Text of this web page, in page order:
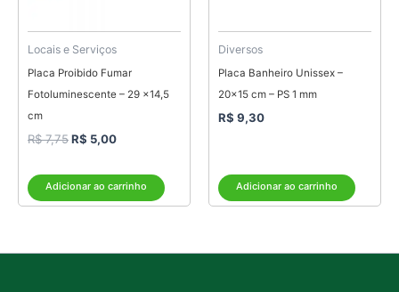
Locais e Serviços
Placa Proibido Fumar
Fotoluminescente – 29 x14,5
cm
R$7,75R$ 5,00
Adicionar ao carrinho
Diversos
Placa Banheiro Unissex –
20×15 cm – PS 1 mm
R$ 9,30
Adicionar ao carrinho